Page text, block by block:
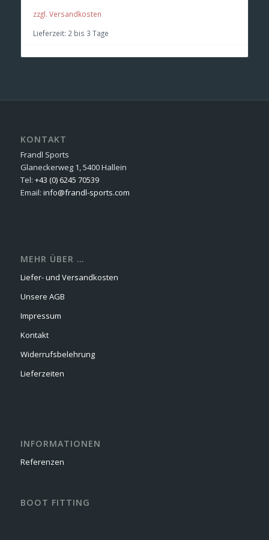
zzgl. Versandkosten
Lieferzeit: 2 bis 3 Tage
KONTAKT
Frandl Sports
Glaneckerweg 1, 5400 Hallein
Tel: +43 (0) 6245 70539
Email: info@frandl-sports.com
MEHR ÜBER …
Liefer- und Versandkosten
Unsere AGB
Impressum
Kontakt
Widerrufsbelehrung
Lieferzeiten
INFORMATIONEN
Referenzen
BOOT FITTING